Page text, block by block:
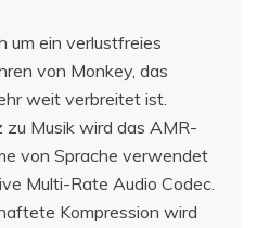
um ein verlustfreies
von Monkey, das
weit verbreitet ist.
zu Musik wird das AMR-
von Sprache verwendet
Multi-Rate Audio Codec.
Kompression wird